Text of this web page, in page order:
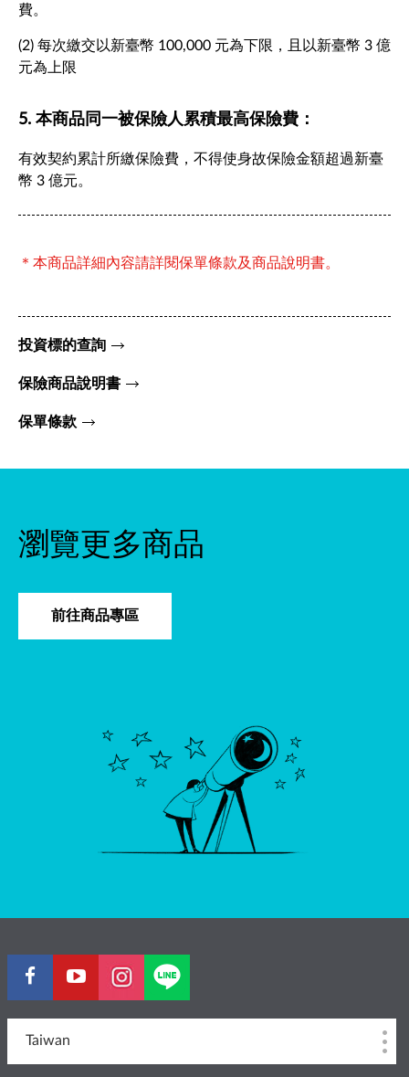
費。
(2) 每次繳交以新臺幣 100,000 元為下限，且以新臺幣 3 億
元為上限
5. 本商品同一被保險人累積最高保險費：
有效契約累計所繳保險費，不得使身故保險金額超過新臺
幣 3 億元。
＊本商品詳細內容請詳閱保單條款及商品說明書。
投資標的查詢
保險商品說明書
保單條款
瀏覽更多商品
前往商品專區
Taiwan